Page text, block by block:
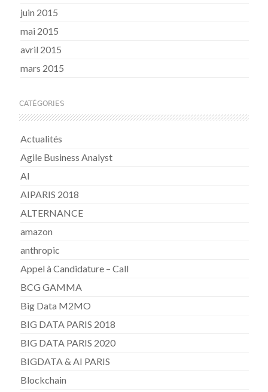
juin 2015
mai 2015
avril 2015
mars 2015
CATÉGORIES
Actualités
Agile Business Analyst
AI
AIPARIS 2018
ALTERNANCE
amazon
anthropic
Appel à Candidature – Call
BCG GAMMA
Big Data M2MO
BIG DATA PARIS 2018
BIG DATA PARIS 2020
BIGDATA & AI PARIS
Blockchain